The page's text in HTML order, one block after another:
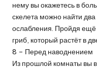
нему вы окажетесь в
скелета можно найти два
ослабления. Пройдя
гриб, который растёт в
8 – Перед наводнением
Из прошлой комнаты вы